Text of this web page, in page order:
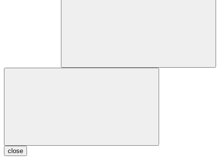
close